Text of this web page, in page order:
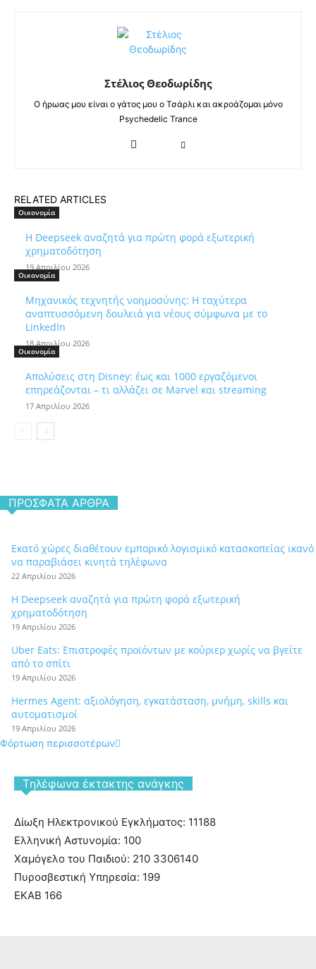
Στέλιος Θεοδωρίδης
Ο ήρωας μου είναι ο γάτος μου ο Τσάρλι και ακροάζομαι μόνο
Psychedelic Trance
RELATED ARTICLES
Οικονομία
Η Deepseek αναζητά για πρώτη φορά εξωτερική
χρηματοδότηση
19 Απριλίου 2026
Οικονομία
Μηχανικός τεχνητής νοημοσύνης: Η ταχύτερα
αναπτυσσόμενη δουλειά για νέους σύμφωνα με το
LinkedIn
18 Απριλίου 2026
Οικονομία
Απολύσεις στη Disney: έως και 1000 εργαζόμενοι
επηρεάζονται – τι αλλάζει σε Marvel και streaming
17 Απριλίου 2026
ΠΡΌΣΦΑΤΑ ΆΡΘΡΑ
Εκατό χώρες διαθέτουν εμπορικό λογισμικό κατασκοπείας ικανό
να παραβιάσει κινητά τηλέφωνα
22 Απριλίου 2026
Η Deepseek αναζητά για πρώτη φορά εξωτερική
χρηματοδότηση
19 Απριλίου 2026
Uber Eats: Επιστροφές προϊόντων με κούριερ χωρίς να βγείτε
από το σπίτι
19 Απριλίου 2026
Hermes Agent: αξιολόγηση, εγκατάσταση, μνήμη, skills και
αυτοματισμοί
19 Απριλίου 2026
Φόρτωση περισσοτέρων
Tηλέφωνα έκτακτης ανάγκης
Δίωξη Ηλεκτρονικού Εγκλήματος: 11188
Ελληνική Αστυνομία: 100
Χαμόγελο του Παιδιού: 210 3306140
Πυροσβεστική Υπηρεσία: 199
ΕΚΑΒ 166